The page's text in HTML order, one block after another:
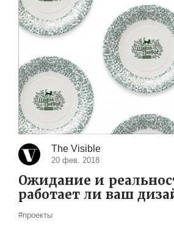
The Visible
20 фев. 2018
Ожидание и
работает ли ваш
#проекты